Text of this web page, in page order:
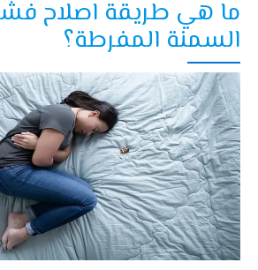
ما هي طريقة اصلاح
السمنة المفرطة؟